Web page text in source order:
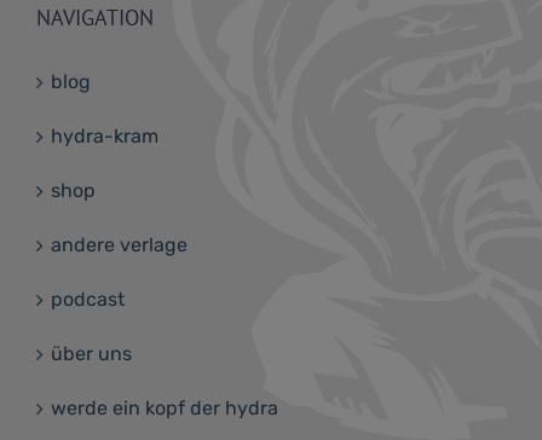
NAVIGATION
blog
hydra-kram
shop
andere verlage
podcast
über uns
werde ein kopf der hydra